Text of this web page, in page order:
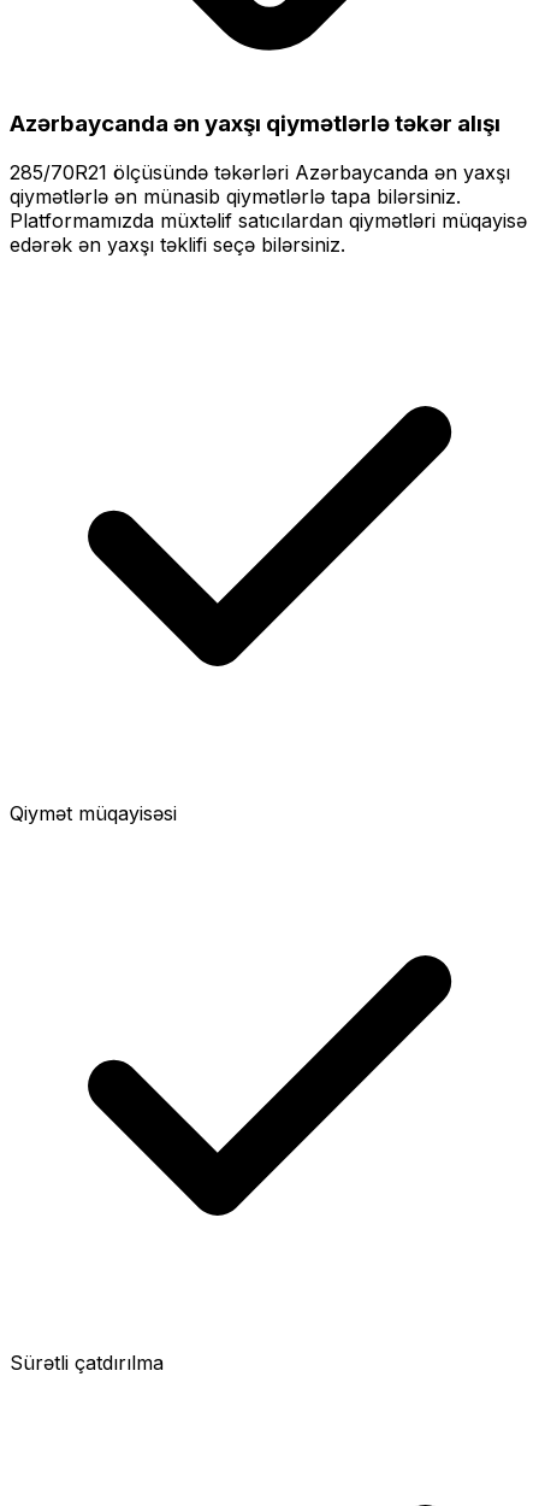
Azərbaycanda ən yaxşı qiymətlərlətəkər alışı
285/70R21 ölçüsündə təkərləri Azərbaycanda ən yaxşı
qiymətlərlə ən münasib qiymətlərlə tapa bilərsiniz.
Platformamızda müxtəlif satıcılardan qiymətləri müqayisə
edərək ən yaxşı təklifi seçə bilərsiniz.
Qiymət müqayisəsi
Sürətli çatdırılma